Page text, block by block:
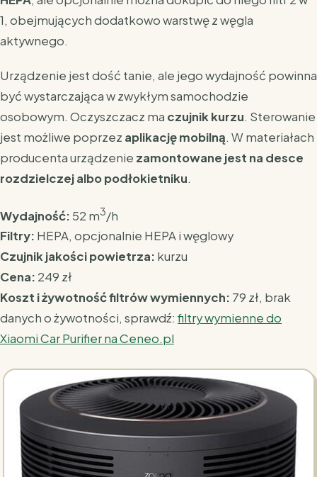
1, obejmujących dodatkowo warstwę z węgla
aktywnego.
Urządzenie jest dość tanie, ale jego wydajność powinna
być wystarczająca w zwykłym samochodzie
osobowym. Oczyszczacz ma czujnik kurzu. Sterowanie
jest możliwe poprzez aplikację mobilną. W materiałach
producenta urządzenie zamontowane jest na desce
rozdzielczej albo podłokietniku.
Wydajność: 52 m3/h
Filtry: HEPA, opcjonalnie HEPA i węglowy
Czujnik jakości powietrza: kurzu
Cena: 249 zł
Koszt i żywotność filtrów wymiennych: 79 zł, brak
danych o żywotności, sprawdź: filtry wymienne do
Xiaomi Car Purifier naCeneo.pl